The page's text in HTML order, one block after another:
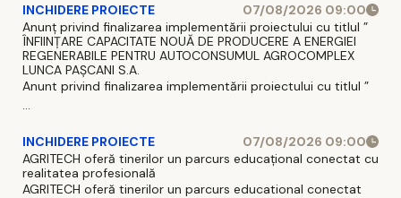
INCHIDERE PROIECTE
07/08/2026 09:00
Anunț privind finalizarea implementării proiectului cu titlul ”
ÎNFIINȚARE CAPACITATE NOUĂ DE PRODUCERE A ENERGIEI
REGENERABILE PENTRU AUTOCONSUMUL AGROCOMPLEX
LUNCA PAȘCANI S.A.
Anunt privind finalizarea implementării proiectului cu titlul ”
...
INCHIDERE PROIECTE
07/08/2026 09:00
AGRITECH oferă tinerilor un parcurs educațional conectat cu
realitatea profesională
AGRITECH oferă tinerilor un parcurs educational conectat